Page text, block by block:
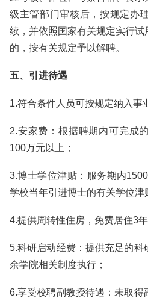
级主管部门审核后，按规定办
续，并依照国家有关规定实行
的，按有关规定予以解聘。
五、引进待遇
1.符合条件人员可按规定纳入事
2.安家费：根据聘期内可完成
100万元以上；
3.博士学位津贴：服务期内
学校当年引进博士的有关学位津
4.提供周转性住房，免费居住3年
5.科研启动经费：提供充足的科
余学院相关制度执行；
6.享受校聘副教授待遇：未取得